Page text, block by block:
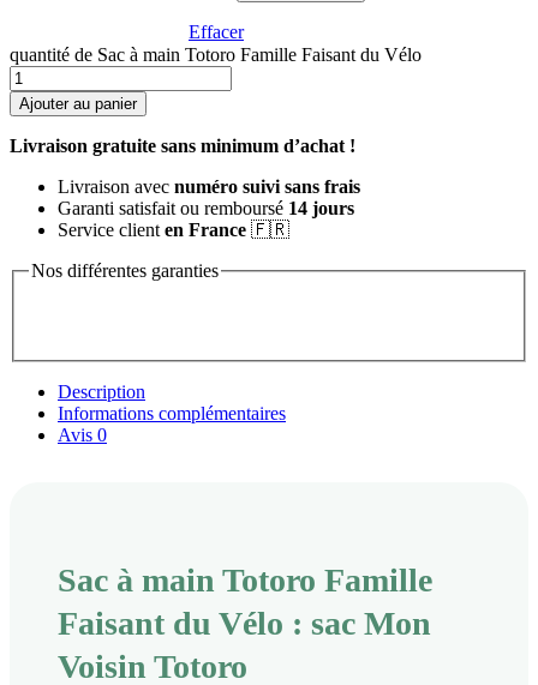
Effacer
quantité de Sac à main Totoro Famille Faisant du Vélo
Ajouter au panier
Livraison gratuite sans minimum d’achat !
Livraison avec numéro suivi sans frais
Garanti satisfait ou remboursé 14 jours
Service client en France 🇫🇷
Nos différentes garanties
Description
Informations complémentaires
Avis 0
Sac à main Totoro Famille
Faisant du Vélo : sac Mon
Voisin Totoro